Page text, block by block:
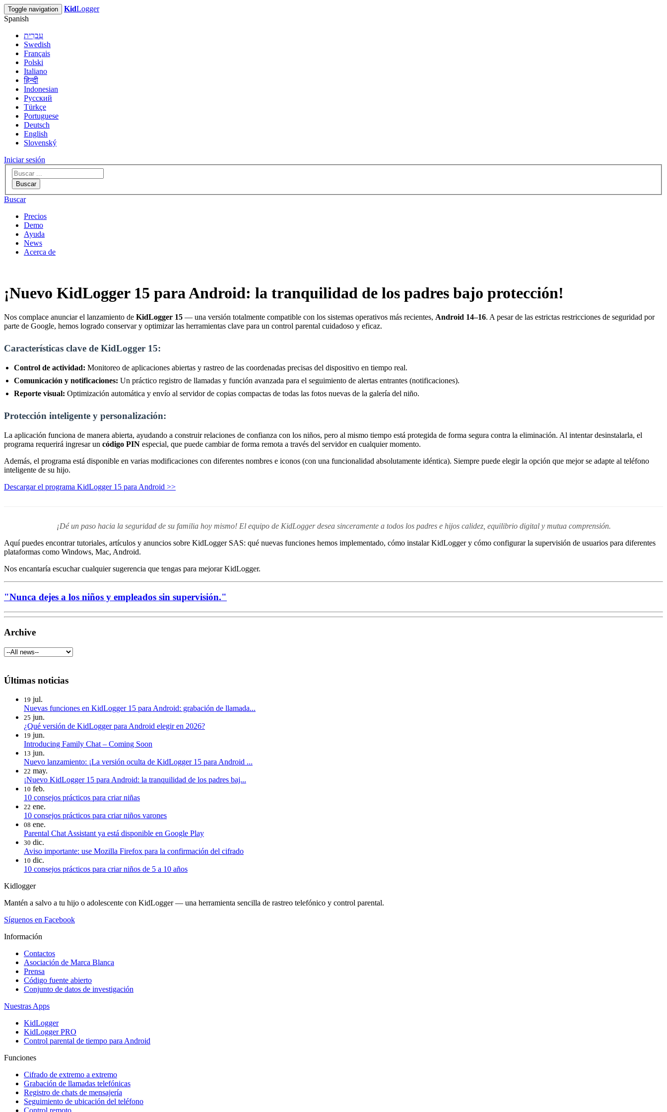
Toggle navigation KidLogger
Spanish
עִבְרִית
Swedish
Français
Polski
Italiano
हिन्दी
Indonesian
Русский
Türkçe
Portuguese
Deutsch
English
Slovenský
Iniciar sesión
Buscar
Buscar
Precios
Demo
Ayuda
News
Acerca de
¡Nuevo KidLogger 15 para Android: la tranquilidad de los padres bajo protección!
Nos complace anunciar el lanzamiento de KidLogger 15 — una versión totalmente compatible con los sistemas operativos más recientes, Android 14–16. A pesar de las estrictas restricciones de seguridad por
parte de Google, hemos logrado conservar y optimizar las herramientas clave para un control parental cuidadoso y eficaz.
Características clave de KidLogger 15:
Control de actividad: Monitoreo de aplicaciones abiertas y rastreo de las coordenadas precisas del dispositivo en tiempo real.
Comunicación y notificaciones: Un práctico registro de llamadas y función avanzada para el seguimiento de alertas entrantes (notificaciones).
Reporte visual: Optimización automática y envío al servidor de copias compactas de todas las fotos nuevas de la galería del niño.
Protección inteligente y personalización:
La aplicación funciona de manera abierta, ayudando a construir relaciones de confianza con los niños, pero al mismo tiempo está protegida de forma segura contra la eliminación. Al intentar desinstalarla, el
programa requerirá ingresar un código PIN especial, que puede cambiar de forma remota a través del servidor en cualquier momento.
Además, el programa está disponible en varias modificaciones con diferentes nombres e iconos (con una funcionalidad absolutamente idéntica). Siempre puede elegir la opción que mejor se adapte al teléfono
inteligente de su hijo.
Descargar el programa KidLogger 15 para Android >>
¡Dé un paso hacia la seguridad de su familia hoy mismo! El equipo de KidLogger desea sinceramente a todos los padres e hijos calidez, equilibrio digital y mutua comprensión.
Aquí puedes encontrar tutoriales, artículos y anuncios sobre KidLogger SAS: qué nuevas funciones hemos implementado, cómo instalar KidLogger y cómo configurar la supervisión de usuarios para diferentes
plataformas como Windows, Mac, Android.
Nos encantaría escuchar cualquier sugerencia que tengas para mejorar KidLogger.
"Nunca dejes a los niños y empleados sin supervisión."
Archive
Últimas noticias
19 jul.
Nuevas funciones en KidLogger 15 para Android: grabación de llamada...
25 jun.
¿Qué versión de KidLogger para Android elegir en 2026?
19 jun.
Introducing Family Chat – Coming Soon
13 jun.
Nuevo lanzamiento: ¡La versión oculta de KidLogger 15 para Android ...
22 may.
¡Nuevo KidLogger 15 para Android: la tranquilidad de los padres baj...
10 feb.
10 consejos prácticos para criar niñas
22 ene.
10 consejos prácticos para criar niños varones
08 ene.
Parental Chat Assistant ya está disponible en Google Play
30 dic.
Aviso importante: use Mozilla Firefox para la confirmación del cifrado
10 dic.
10 consejos prácticos para criar niños de 5 a 10 años
Kidlogger
Mantén a salvo a tu hijo o adolescente con KidLogger — una herramienta sencilla de rastreo telefónico y control parental.
Síguenos en Facebook
Información
Contactos
Asociación de Marca Blanca
Prensa
Código fuente abierto
Conjunto de datos de investigación
Nuestras Apps
KidLogger
KidLogger PRO
Control parental de tiempo para Android
Funciones
Cifrado de extremo a extremo
Grabación de llamadas telefónicas
Registro de chats de mensajería
Seguimiento de ubicación del teléfono